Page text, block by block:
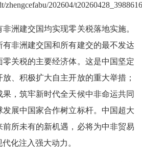
zhengcefabu/202604/
建交国均实现零关税落地实施。
非洲建交国和所有建交的最不发达
零关税的主要经济体。这是中国坚定
、积极扩大自主开放的重大举措；
，筑牢新时代全天候中非命运共同
展中国家合作树立标杆。中国超大
所未有的新机遇，必将为中非贸易
化注入强大动力。